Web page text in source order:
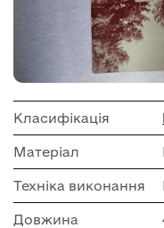
Класифікація
Матеріал
Техніка виконання
Довжина